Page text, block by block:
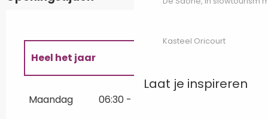
Kasteel Oricourt
Laat je inspireren
Heel het jaar
Heel het jaar 2027
Maandag 06:30 - 12:30